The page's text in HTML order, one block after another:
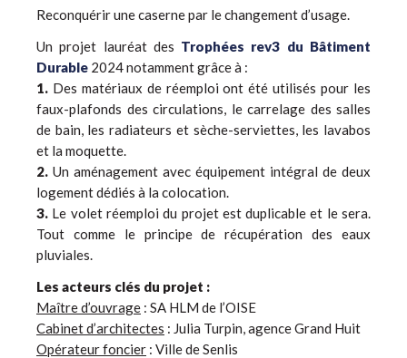
Reconquérir une caserne par le changement d’usage.
Un projet lauréat des Trophées rev3 du Bâtiment
Durable 2024 notamment grâce à :
1. Des matériaux de réemploi ont été utilisés pour les
faux-plafonds des circulations, le carrelage des salles
de bain, les radiateurs et sèche-serviettes, les lavabos
et la moquette.
2. Un aménagement avec équipement intégral de deux
logement dédiés à la colocation.
3. Le volet réemploi du projet est duplicable et le sera.
Tout comme le principe de récupération des eaux
pluviales.
Les acteurs clés du projet :
Maître d’ouvrage : SA HLM de l’OISE
Cabinet d’architectes : Julia Turpin, agence Grand Huit
Opérateur foncier : Ville de Senlis